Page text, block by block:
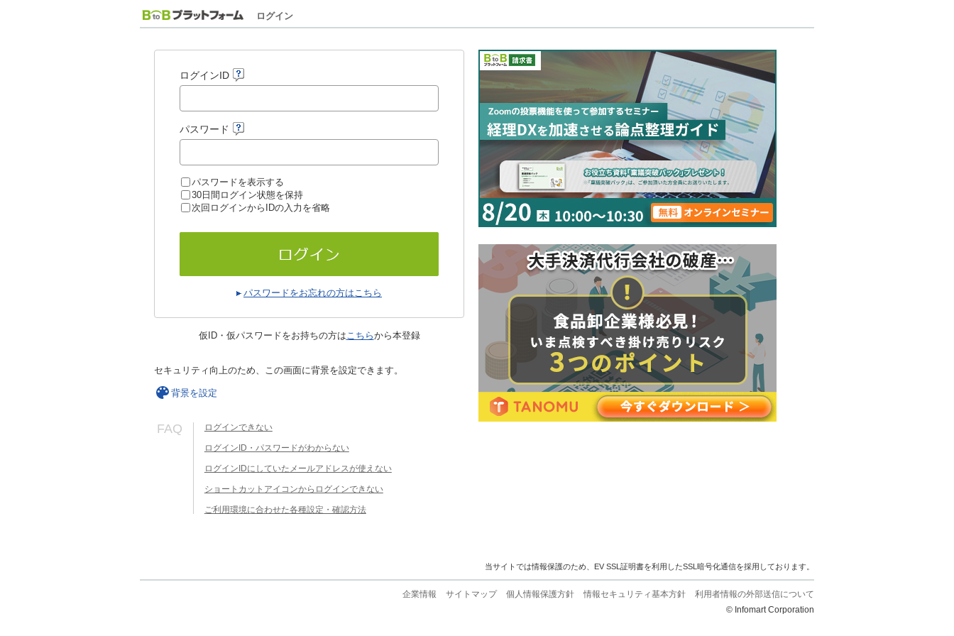
ログイン
ログインID
パスワード
パスワードを表示する
30日間ログイン状態を保持
次回ログインからIDの入力を省略
パスワードをお忘れの方はこちら
仮ID・仮パスワードをお持ちの方はこちらから本登録
セキュリティ向上のため、この画面に背景を設定できます。
背景を設定
FAQ ログインできない
ログインID・パスワードがわからない
ログインIDにしていたメールアドレスが使えない
ショートカットアイコンからログインできない
ご利用環境に合わせた各種設定・確認方法
当サイトでは情報保護のため、EV SSL証明書を利用したSSL暗号化通信を採用しております。
企業情報 サイトマップ 個人情報保護方針 情報セキュリティ基本方針
利用者情報の外部送信について
© Infomart Corporation